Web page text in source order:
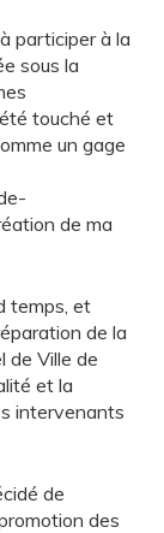
participer à la
sous la
été touché et
un gage
de ma
temps, et
de la
de Ville de
et la
intervenants
de
des